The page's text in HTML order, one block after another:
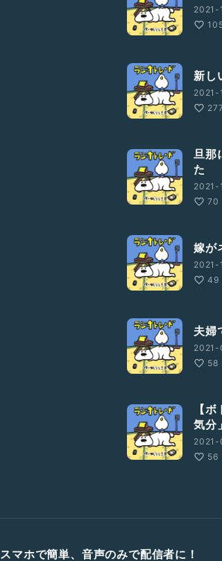
2021-
新し
2021-
旦那
た
70
嫁が
2021-
49
夫婦
58
【
気分
2021-
56
スマホで簡単、音声のみで配信者に！